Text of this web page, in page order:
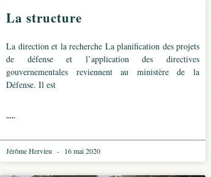
La structure
La direction et la recherche La planification des projets
de défense et l’application des directives
gouvernementales reviennent au ministère de la
Défense. Il est
.....
Jérôme Hervieu 16 mai 2020